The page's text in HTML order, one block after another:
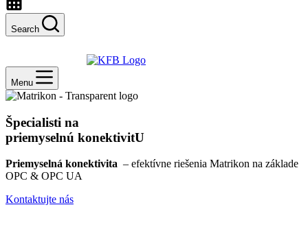
Search
Menu
Špecialisti na
priemyselnú konektivitU
Priemyselná konektivita – efektívne riešenia Matrikon na základe
OPC & OPC UA
Kontaktujte nás